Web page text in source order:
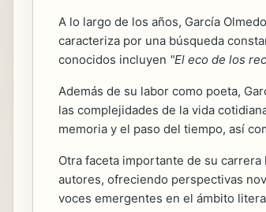
A lo largo de los años, García
caracteriza por una búsqueda
conocidos incluyen "El eco de los
Además de su labor como poeta,
las complejidades de la vida
memoria y el paso del tiempo, así
Otra faceta importante de su
autores, ofreciendo perspectivas
voces emergentes en el ámbito